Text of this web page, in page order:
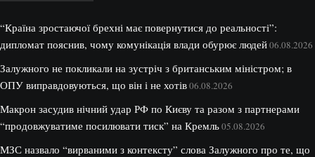
“Країна зростаючої брехні має повернутися до реальності”:
дипломат пояснив, чому комунікація влади обурює людей06.08.2026
Залужного не покликали на зустріч з британським міністром; в
ОПУ виправдовуються, що він і не хотів06.08.2026
Макрон засудив нічний удар РФ по Києву та разом з партнерами
“продовжуватиме посилювати тиск” на Кремль05.08.2026
МЗС назвало “вирваними з контексту” слова Залужного про те, що